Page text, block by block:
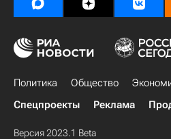
Политика Общество
Спецпроекты
Реклама
Версия 2023.1 Beta